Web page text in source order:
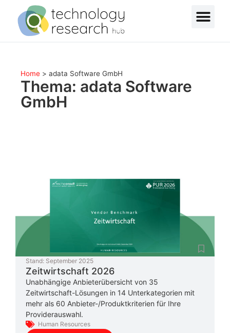
Home > adata Software GmbH
Thema: adata Software
GmbH
Stand: September 2025
Zeitwirtschaft 2026
Unabhängige Anbieterübersicht von 35
Zeitwirtschaft-Lösungen in 14 Unterkategorien mit
mehr als 60 Anbieter-/Produktkriterien für Ihre
Providerauswahl.
Human Resources